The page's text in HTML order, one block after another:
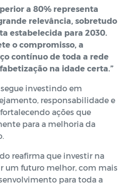
a 80% representa
relevância, sobretudo
estabelecida para 2030.
o compromisso, a
contínuo de toda a rede
na idade certa.”
investindo em
responsabilidade e
ações que
para a melhoria da
reafirma que investir na
um futuro melhor, com mais
para toda a